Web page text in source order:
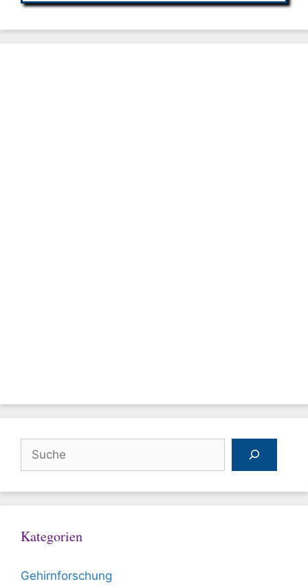
Kategorien
Gehirnforschung